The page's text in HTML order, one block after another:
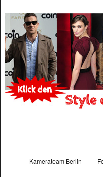
Kamerateam Berlin